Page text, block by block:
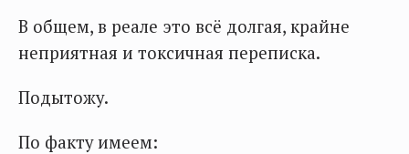
В общем, в реале это всё долгая, крайне
неприятная и токсичная переписка.
Подытожу.
По факту имеем: